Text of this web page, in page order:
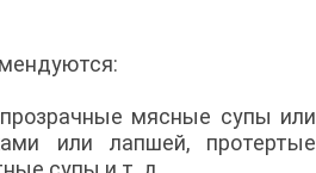
мясные супы или
или лапшей, протертые